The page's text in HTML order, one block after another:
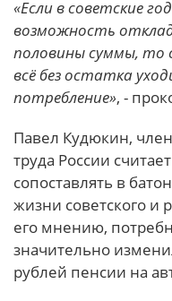
«Если в советские
возможность
половины суммы, то
всё без остатка
потребление», -
Павел Кудюкин,
труда России
сопоставлять в
жизни советского и
его мнению,
значительно
рублей пенсии на